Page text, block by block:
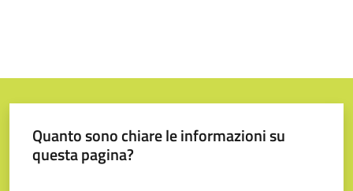
Quanto sono chiare le informazioni su
questa pagina?